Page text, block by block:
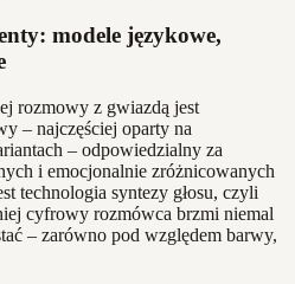
modele językowe,
rozmowy z gwiazdą jest
– najczęściej oparty na
– odpowiedzialny za
i emocjonalnie zróżnicowanych
technologia syntezy głosu, czyli
cyfrowy rozmówca brzmi niemal
– zarówno pod względem barwy,